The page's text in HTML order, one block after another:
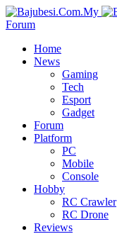
Forum
Home
News
Gaming
Tech
Esport
Gadget
Forum
Platform
PC
Mobile
Console
Hobby
RC Crawler
RC Drone
Reviews